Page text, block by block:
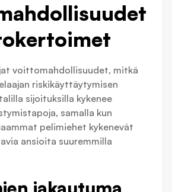
voittomahdollisuudet, mitkä
riskikäyttäytymisen
sijoituksilla kykenee
samalla kun
pelimiehet kykenevät
ansioita suuremmilla